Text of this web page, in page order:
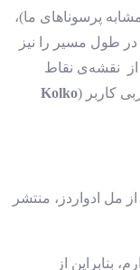
پرسوناهای ما)،
طول مسیر را نیز
از نقشه‌ی نقاط
کاربر (Kolko
ادواردز، منتشر
بنابراین از